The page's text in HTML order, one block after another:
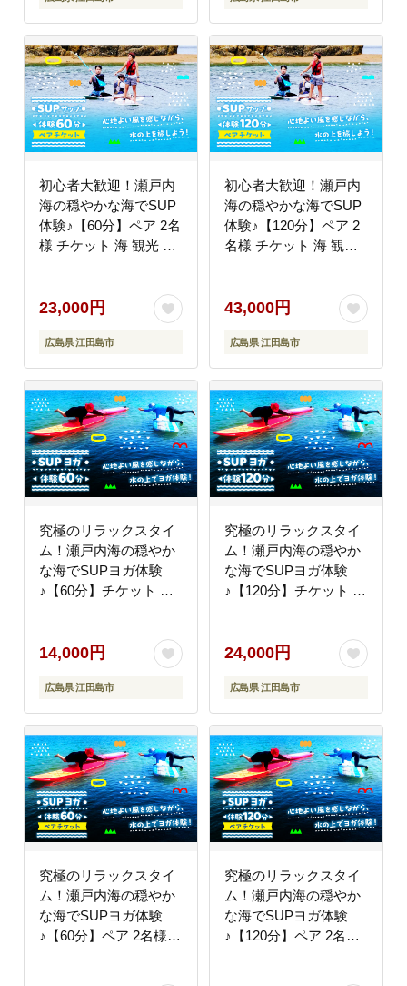
初心者大歓迎！瀬戸内
海の穏やかな海でSUP
体験♪【60分】ペア 2名
様 チケット 海 観光 旅
旅行・体験
23,000円
広島県 江田島市
初心者大歓迎！瀬戸内
海の穏やかな海でSUP
体験♪【120分】ペア 2
名様 チケット 海 観光
旅行・体験
43,000円
広島県 江田島市
究極のリラックスタイ
ム！瀬戸内海の穏やか
な海でSUPヨガ体験
♪【60分】チケット 海
旅行・体験
14,000円
広島県 江田島市
究極のリラックスタイ
ム！瀬戸内海の穏やか
な海でSUPヨガ体験
♪【120分】チケット 海
旅行・体験
24,000円
広島県 江田島市
究極のリラックスタイ
ム！瀬戸内海の穏やか
な海でSUPヨガ体験
♪【60分】ペア 2名様
究極のリラックスタイ
ム！瀬戸内海の穏やか
な海でSUPヨガ体験
♪【120分】ペア 2名様